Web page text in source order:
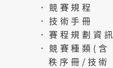
．競賽規程
．技術手冊
．賽程規劃資訊
．競賽種類(含
秩序冊/技術